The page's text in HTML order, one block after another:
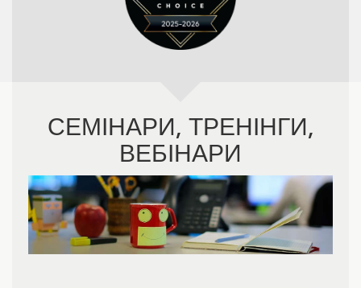
СЕМІНАРИ, ТРЕНІНГИ,
ВЕБІНАРИ